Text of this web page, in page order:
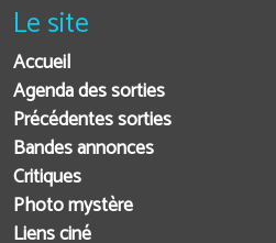
Le site
Accueil
Agenda des sorties
Précédentes sorties
Bandes annonces
Critiques
Photo mystère
Liens ciné